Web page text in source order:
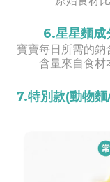
6.星星麵成
寶寶每日所需的
含量來自食材
7.特別款(動物